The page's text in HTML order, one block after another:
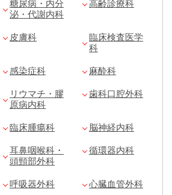
糖尿病・内分
泌・代謝内科
高齢診療科
皮膚科
臨床検査医学
科
感染症科 麻酔科
リウマチ・膠
原病内科
歯科口腔外科
臨床腫瘍科 脳神経内科
耳鼻咽喉科・
頭頸部外科
循環器内科
呼吸器外科 心臓血管外科